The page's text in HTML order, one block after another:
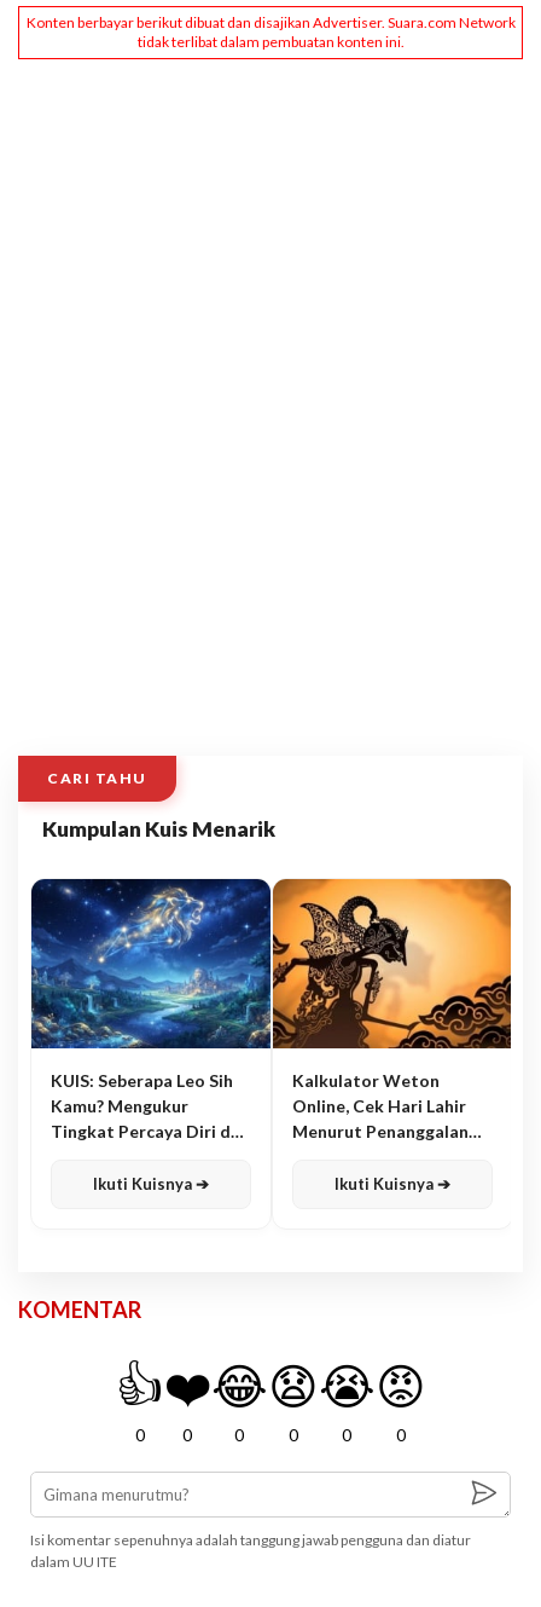
CARI TAHU
Kumpulan Kuis Menarik
KUIS: Seberapa Leo Sih
Kamu? Mengukur
Tingkat Percaya Diri dan
Ikuti Kuisnya ➔
Kalkulator Weton
Online, Cek Hari Lahir
Menurut Penanggalan
Ikuti Kuisnya ➔
KOMENTAR
👍
0
❤️
0
😂
0
😧
0
😭
0
😡
0
Isi komentar sepenuhnya adalah tanggung jawab pengguna dan diatur
dalam UU ITE